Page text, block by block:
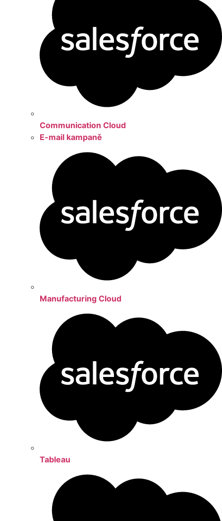
Communication Cloud
E-mail kampaně
Manufacturing Cloud
Tableau